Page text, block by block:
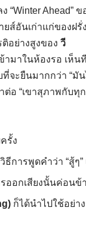
Ahead” ข
ส์อันเก่าแก่ของฝรั่
อย่างสูงของ วี
ข้ามาในห้องรอ เห็
จะยืนมากกว่า “มั
อ “เขาสุภาพกับทุ
รั้ง
การพูดคำว่า “สู้ๆ”
รออกเสียงนั้นค่อนข้
ก็ได้นำไปใช้อย่า